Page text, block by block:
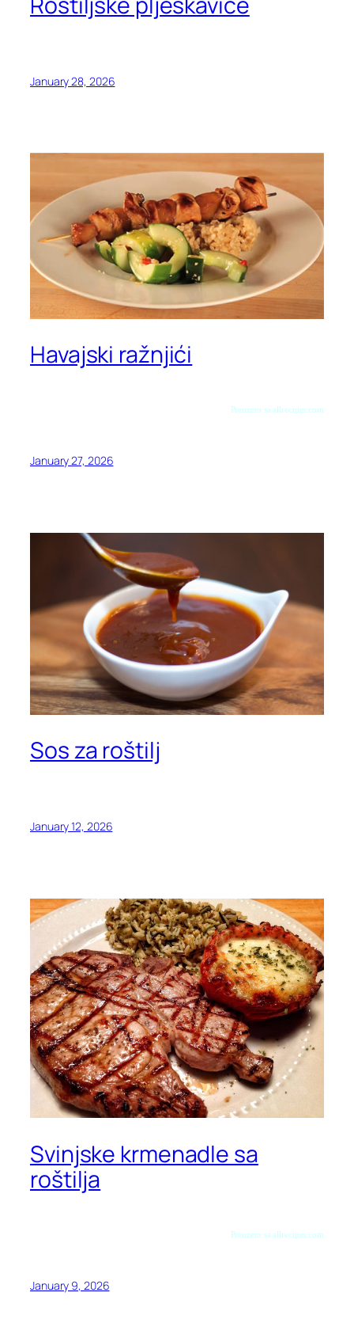
January 28, 2026
Havajski ražnjići
Preuzeto sa allrecipes.com
January 27, 2026
Sos za roštilj
January 12, 2026
Svinjske krmenadle sa
roštilja
Preuzeto sa allrecipes.com
January 9, 2026